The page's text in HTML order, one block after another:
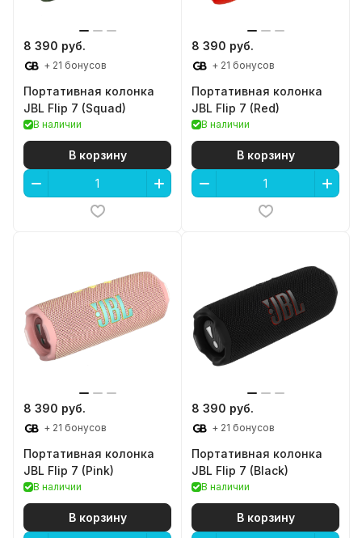
8 390 руб.
+ 21 бонусов
Портативная колонка
JBL Flip 7 (Squad)
В наличии
В корзину
8 390 руб.
+ 21 бонусов
Портативная колонка
JBL Flip 7 (Red)
В наличии
В корзину
8 390 руб.
+ 21 бонусов
Портативная колонка
JBL Flip 7 (Pink)
В наличии
В корзину
8 390 руб.
+ 21 бонусов
Портативная колонка
JBL Flip 7 (Black)
В наличии
В корзину